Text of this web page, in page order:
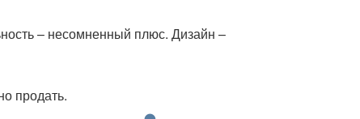
– несомненный плюс. Дизайн –
продать.